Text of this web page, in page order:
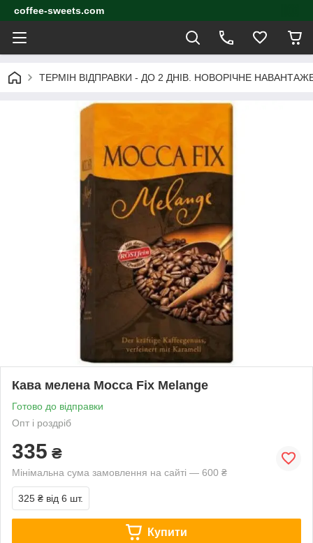
coffee-sweets.com
ТЕРМІН ВІДПРАВКИ - ДО 2 ДНІВ. НОВОРІЧНЕ
Кава мелена Mocca Fix Melange
Готово до відправки
Опт і роздріб
335 ₴
Мінімальна сума замовлення на сайті — 600 ₴
325 ₴ від 6 шт.
Купити